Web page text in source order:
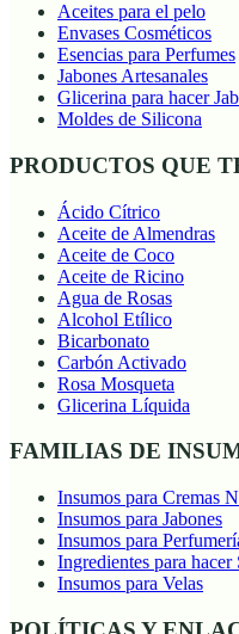
Aceites para el pelo
Envases Cosméticos
Esencias para Perfumes
Jabones Artesanales
Glicerina para hacer
Moldes de Silicona
PRODUCTOS QUE
Ácido Cítrico
Aceite de Almendras
Aceite de Coco
Aceite de Ricino
Agua de Rosas
Alcohol Etílico
Bicarbonato
Carbón Activado
Rosa Mosqueta
Glicerina Líquida
FAMILIAS DE
Insumos para Cremas
Insumos para Jabones
Insumos para
Ingredientes para hacer
Insumos para Velas